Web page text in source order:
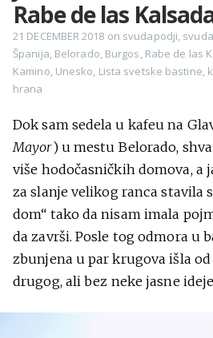
Rabe de las
21 DECEMBER 2018 on svudapodji,
Španija, Belorado, Burgos, Rabe de las
Kamino, Unesko, Lista svetske bastine,
hrana
Dok sam sedela u kafeu na
Mayor) u mestu Belorado,
više hodočasničkih domova, a
za slanje velikog ranca stavila
dom“ tako da nisam imala
da završi. Posle tog odmora u
zbunjena u par krugova išla
drugog, ali bez neke jasne